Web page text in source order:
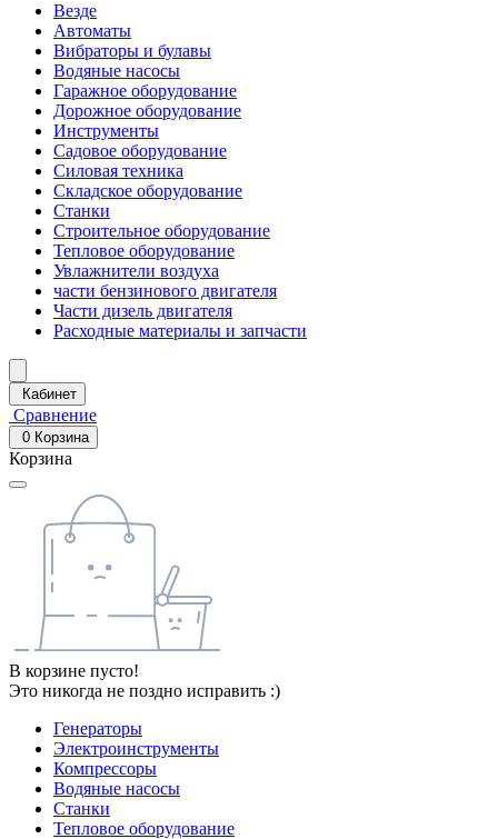
Везде
Автоматы
Вибраторы и булавы
Водяные насосы
Гаражное оборудование
Дорожное оборудование
Инструменты
Садовое оборудование
Силовая техника
Складское оборудование
Станки
Строительное оборудование
Тепловое оборудование
Увлажнители воздуха
части бензинового двигателя
Части дизель двигателя
Расходные материалы и запчасти
Кабинет
Сравнение
0 Корзина
Корзина
В корзине пусто!
Это никогда не поздно исправить :)
Генераторы
Электроинструменты
Компрессоры
Водяные насосы
Станки
Тепловое оборудование